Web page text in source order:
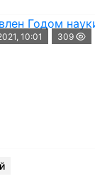
10:01 309